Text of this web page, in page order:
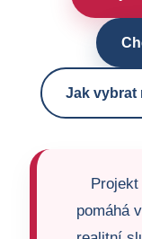
Jak vybrat
Projekt
pomáhá